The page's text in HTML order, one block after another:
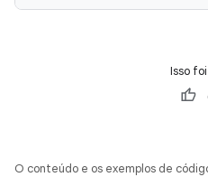
Isso
O conteúdo e os exemplos de